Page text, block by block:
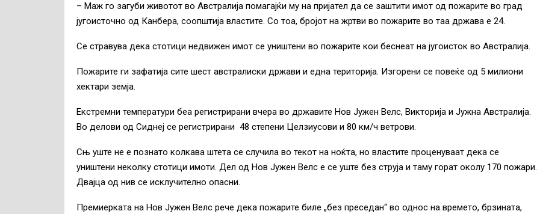
– Маж го загуби животот во Австралија помагајќи му на пријател да се заштити имот од пожарите во град
југоисточно од Канбера, соопштија властите. Со тоа, бројот на жртви во пожарите во таа држава е 24.
Се стравува дека стотици недвижен имот се уништени во пожарите кои беснеат на југоисток во Австралија.
Пожарите ги зафатија сите шест австралиски држави и една територија. Изгорени се повеќе од 5 милиони
хектари земја.
Екстремни температури беа регистрирани вчера во државите Нов Јужен Велс, Викторија и Јужна Австралија.
Во делови од Сиднеј се регистрирани 48 степени Целзиусови и 80 км/ч ветрови.
Сњ уште не е познато колкава штета се случила во текот на ноќта, но властите проценуваат дека се
уништени неколку стотици имоти. Дел од Нов Јужен Велс е се уште без струја и таму горат околу 170 пожари.
Двајца од нив се исклучително опасни.
Премиерката на Нов Јужен Велс рече дека пожарите биле „без преседан“ во однос на времето, брзината,